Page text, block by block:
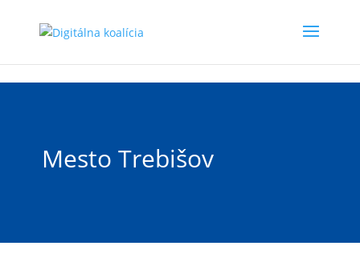
Mesto Trebišov